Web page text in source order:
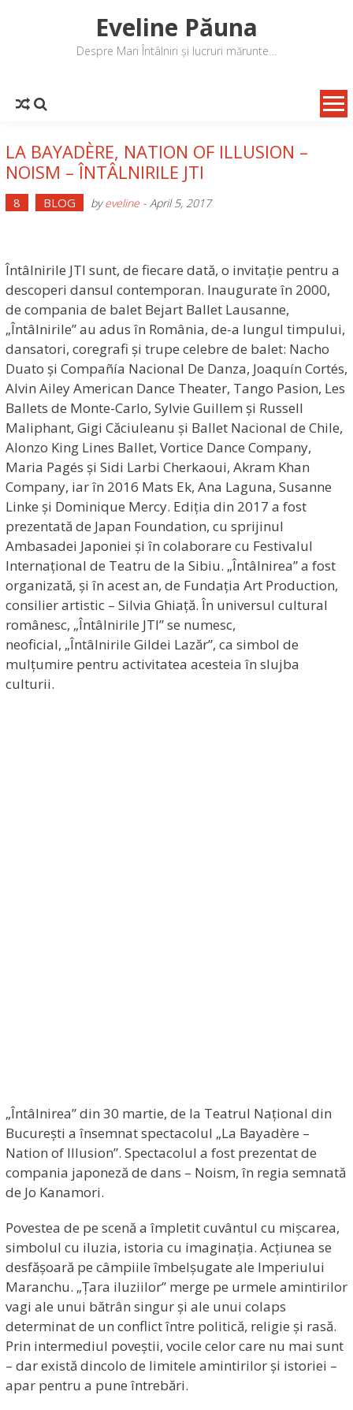
Eveline Păuna
Despre Mari Întâlniri și lucruri mărunte…
LA BAYADÈRE, NATION OF ILLUSION –
NOISM – ÎNTÂLNIRILE JTI
8 BLOG byeveline- April 5, 2017
Întâlnirile JTI sunt, de fiecare dată, o invitație pentru a
descoperi dansul contemporan. Inaugurate în 2000,
de compania de balet Bejart Ballet Lausanne,
„Întâlnirile” au adus în România, de-a lungul timpului,
dansatori, coregrafi și trupe celebre de balet: Nacho
Duato și Compañía Nacional De Danza, Joaquín Cortés,
Alvin Ailey American Dance Theater, Tango Pasion, Les
Ballets de Monte-Carlo, Sylvie Guillem și Russell
Maliphant, Gigi Căciuleanu și Ballet Nacional de Chile,
Alonzo King Lines Ballet, Vortice Dance Company,
Maria Pagés și Sidi Larbi Cherkaoui, Akram Khan
Company, iar în 2016 Mats Ek, Ana Laguna, Susanne
Linke și Dominique Mercy. Ediția din 2017 a fost
prezentată de Japan Foundation, cu sprijinul
Ambasadei Japoniei și în colaborare cu Festivalul
Internațional de Teatru de la Sibiu. „Întâlnirea” a fost
organizată, și în acest an, de Fundația Art Production,
consilier artistic – Silvia Ghiață. În universul cultural
românesc, „Întâlnirile JTI” se numesc,
neoficial, „Întâlnirile Gildei Lazăr”, ca simbol de
mulțumire pentru activitatea acesteia în slujba
culturii.
„Întâlnirea” din 30 martie, de la Teatrul Național din
București a însemnat spectacolul „La Bayadère –
Nation of Illusion”. Spectacolul a fost prezentat de
compania japoneză de dans – Noism, în regia semnată
de Jo Kanamori.
Povestea de pe scenă a împletit cuvântul cu mișcarea,
simbolul cu iluzia, istoria cu imaginația. Acțiunea se
desfășoară pe câmpiile îmbelșugate ale Imperiului
Maranchu. „Țara iluziilor” merge pe urmele amintirilor
vagi ale unui bătrân singur și ale unui colaps
determinat de un conflict între politică, religie și rasă.
Prin intermediul poveștii, vocile celor care nu mai sunt
– dar există dincolo de limitele amintirilor și istoriei –
apar pentru a pune întrebări.